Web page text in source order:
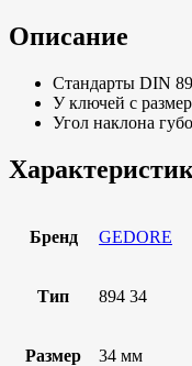
Описание
Стандарты DIN
У ключей с
Угол наклона
Бренд GEDORE
Тип 894 34
Размер 34 мм